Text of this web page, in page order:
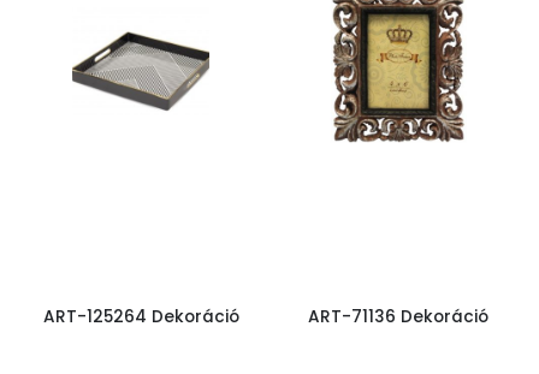
ART-125264 Dekoráció ART-71136 Dekoráció